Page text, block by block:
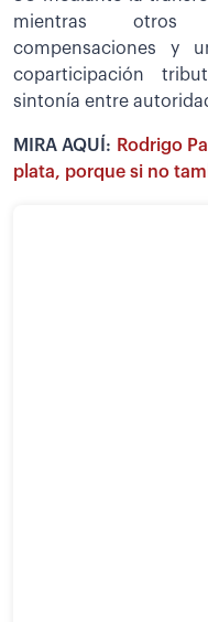
mientras otros
compensaciones y
coparticipación
sintonía entre
MIRA AQUÍ: Rodrigo
plata, porque si no